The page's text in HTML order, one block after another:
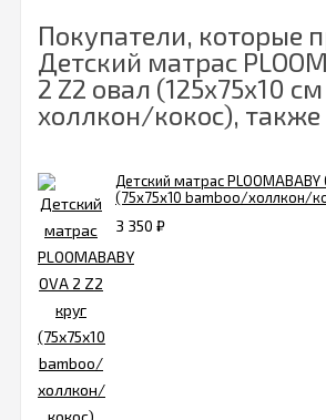
Покупатели, которые
Детский матрас
2 Z2 овал (125х75х10
холлкон/кокос),
Детский матрас PLOOMABABY
(75х75х10 bamboo/холлкон/
3 350 ₽